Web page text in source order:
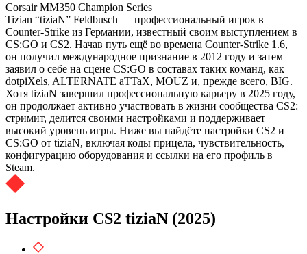
Corsair MM350 Champion Series
Tizian “tiziaN” Feldbusch — профессиональный игрок в
Counter-Strike из Германии, известный своим выступлением в
CS:GO и CS2. Начав путь ещё во времена Counter-Strike 1.6,
он получил международное признание в 2012 году и затем
заявил о себе на сцене CS:GO в составах таких команд, как
dotpiXels, ALTERNATE aTTaX, MOUZ и, прежде всего, BIG.
Хотя tiziaN завершил профессиональную карьеру в 2025 году,
он продолжает активно участвовать в жизни сообщества CS2:
стримит, делится своими настройками и поддерживает
высокий уровень игры. Ниже вы найдёте настройки CS2 и
CS:GO от tiziaN, включая коды прицела, чувствительность,
конфигурацию оборудования и ссылки на его профиль в
Steam.
Настройки CS2 tiziaN (2025)